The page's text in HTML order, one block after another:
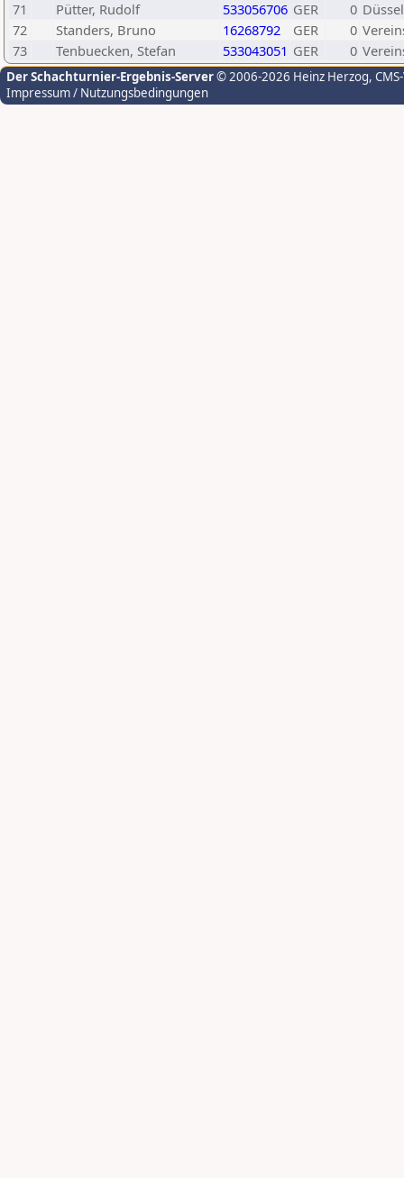
71 Pütter, Rudolf 533056706 GER 0
72
Standers, Bruno 16268792 GER 0
73
Tenbuecken, Stefan 533043051 GER 0
Der Schachturnier-Ergebnis-Server© 2006-2026 Heinz Herzog,
Impressum / Nutzungsbedingungen